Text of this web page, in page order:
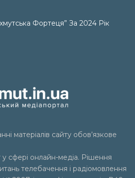
Фортеця” За 2024 Рік
матеріалів сайту обов’язкове
сфері онлайн-медіа. Рішення
телебачення і радіомовлення